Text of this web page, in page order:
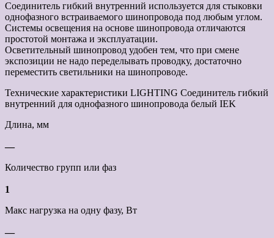
Соединитель гибкий внутренний используется для стыковки
однофазного встраиваемого шинопровода под любым углом.
Системы освещения на основе шинопровода отличаются
простотой монтажа и эксплуатации.
Осветительный шинопровод удобен тем, что при смене
экспозиции не надо переделывать проводку, достаточно
переместить светильники на шинопроводе.
Технические характеристики LIGHTING Соединитель гибкий
внутренний для однофазного шинопровода белый IEK
Длина, мм
—
Количество групп или фаз
1
Макс нагрузка на одну фазу, Вт
—